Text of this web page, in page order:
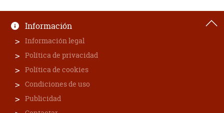
Información
Información legal
Política de privacidad
Política de cookies
Condiciones de uso
Publicidad